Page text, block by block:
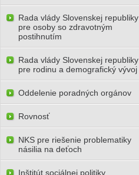
Rada vlády Slovenskej republiky
pre osoby so zdravotným
postihnutím
Rada vlády Slovenskej republiky
pre rodinu a demografický vývoj
Oddelenie poradných orgánov
Rovnosť
NKS pre riešenie problematiky
násilia na deťoch
Inštitút sociálnej politiky